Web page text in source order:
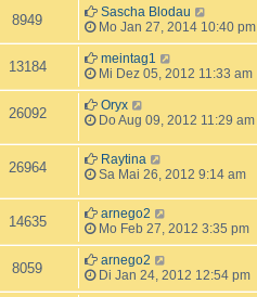
8949
Sascha Blodau
Mo Jan 27, 2014 10:40 pm
13184
meintag1
Mi Dez 05, 2012 11:33 am
26092
Oryx
Do Aug 09, 2012 11:29 am
26964
Raytina
Sa Mai 26, 2012 9:14 am
14635
arnego2
Mo Feb 27, 2012 3:35 pm
8059
arnego2
Di Jan 24, 2012 12:54 pm